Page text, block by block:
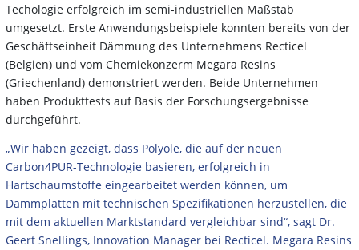
Techologie erfolgreich im semi-industriellen Maßstab
umgesetzt. Erste Anwendungsbeispiele konnten bereits von der
Geschäftseinheit Dämmung des Unternehmens Recticel
(Belgien) und vom Chemiekonzerm Megara Resins
(Griechenland) demonstriert werden. Beide Unternehmen
haben Produkttests auf Basis der Forschungsergebnisse
durchgeführt.
„Wir haben gezeigt, dass Polyole, die auf der neuen
Carbon4PUR-Technologie basieren, erfolgreich in
Hartschaumstoffe eingearbeitet werden können, um
Dämmplatten mit technischen Spezifikationen herzustellen, die
mit dem aktuellen Marktstandard vergleichbar sind“, sagt Dr.
Geert Snellings, Innovation Manager bei Recticel. Megara Resins